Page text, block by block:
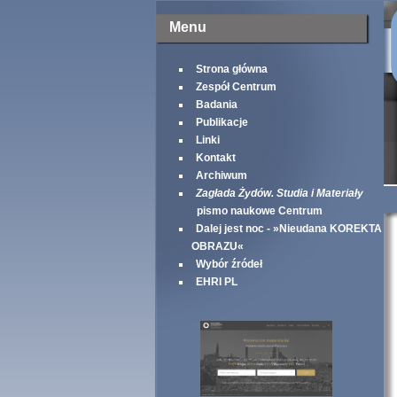
Menu
Strona główna
Zespół Centrum
Badania
Publikacje
Linki
Kontakt
Archiwum
Zagłada Żydów. Studia i Materiały
pismo naukowe Centrum
Dalej jest noc - »Nieudana KOREKTA
OBRAZU«
Wybór źródeł
EHRI PL